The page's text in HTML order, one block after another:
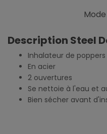
Description Steel
Inhalateur de poppers
En acier
2 ouvertures
Se nettoie à l'eau et
Bien sécher avant